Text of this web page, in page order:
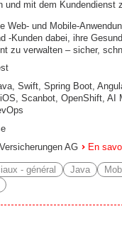
und mit dem Kundendienst
Web- und Mobile-
-Kunden dabei, ihre
zu verwalten – sicher,
Swift, Spring Boot,
Scanbot, OpenShift, AI
AG En
- général Java